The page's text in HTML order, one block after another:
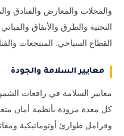
والمحلات والمعارض والفنادق
التحتية والطرق والأنفاق
القطاع السياحي: المنتجعات
معايير السلامة والجودة
معايير السلامة في رافعات
كل معدة مزودة بأنظمة أمان
وفرامل طوارئ أوتوماتيكية